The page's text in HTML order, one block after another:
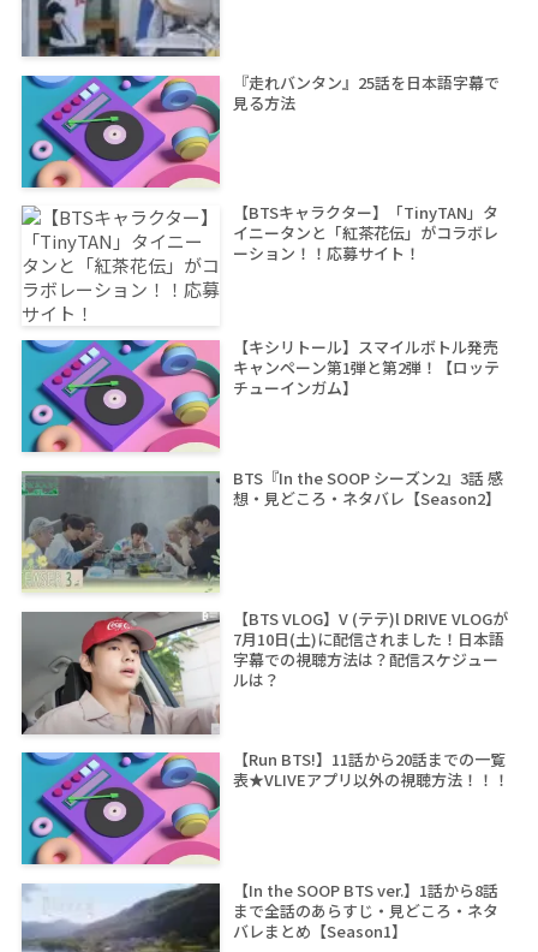
『走れバンタン』25話を日本語字幕で
見る方法
【BTSキャラクター】「TinyTAN」タ
イニータンと「紅茶花伝」がコラボレ
ーション！！応募サイト！
【キシリトール】スマイルボトル発売
キャンペーン第1弾と第2弾！【ロッテ
チューインガム】
BTS『In the SOOP シーズン2』3話 感
想・見どころ・ネタバレ【Season2】
【BTS VLOG】V (テテ)l DRIVE VLOGが
7月10日(土)に配信されました！日本語
字幕での視聴方法は？配信スケジュー
ルは？
【Run BTS!】11話から20話までの一覧
表★VLIVEアプリ以外の視聴方法！！！
【In the SOOP BTS ver.】1話から8話
まで全話のあらすじ・見どころ・ネタ
バレまとめ【Season1】